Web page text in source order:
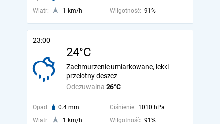
Wiatr:
1 km/h Wilgotność: 91%
23:00
24°C
Odczuwalna 26°C
Zachmurzenie umiarkowane, lekki
przelotny deszcz
Opad: 0.4 mm Ciśnienie: 1010 hPa
Wiatr:
1 km/h Wilgotność: 91%